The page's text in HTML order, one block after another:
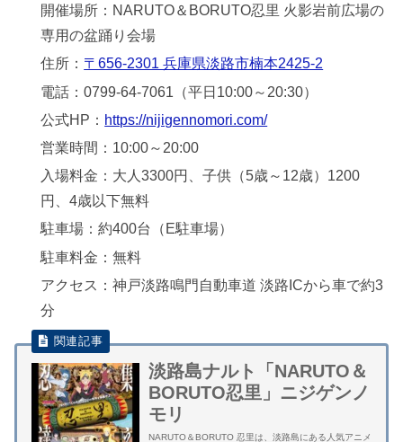
開催場所：NARUTO＆BORUTO忍里 火影岩前広場の
専用の盆踊り会場
住所： 〒656-2301 兵庫県淡路市楠本2425-2
電話：0799-64-7061（平日10:00～20:30）
公式HP： https://nijigennomori.com/
営業時間：10:00～20:00
入場料金：大人3300円、子供（5歳～12歳）1200
円、4歳以下無料
駐車場：約400台（E駐車場）
駐車料金：無料
アクセス：神戸淡路鳴門自動車道 淡路ICから車で約3
分
淡路島ナルト「NARUTO＆
BORUTO忍里」ニジゲンノ
モリ
NARUTO＆BORUTO 忍里は、淡路島にある人気アニメ